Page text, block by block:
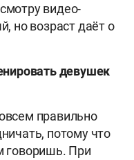
видео-
но возраст даёт о
девушек
правильно
потому что
говоришь. При